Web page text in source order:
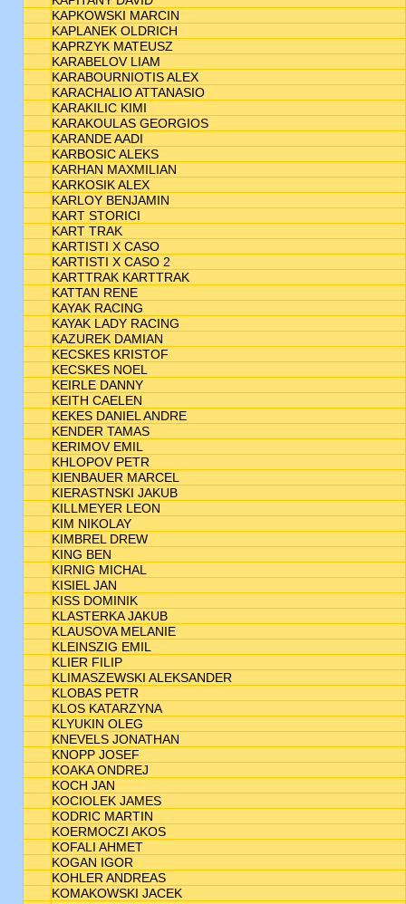
KAPKOWSKI MARCIN
KAPLANEK OLDRICH
KAPRZYK MATEUSZ
KARABELOV LIAM
KARABOURNIOTIS ALEX
KARACHALIO ATTANASIO
KARAKILIC KIMI
KARAKOULAS GEORGIOS
KARANDE AADI
KARBOSIC ALEKS
KARHAN MAXMILIAN
KARKOSIK ALEX
KARLOY BENJAMIN
KART STORICI
KART TRAK
KARTISTI X CASO
KARTISTI X CASO 2
KARTTRAK KARTTRAK
KATTAN RENE
KAYAK RACING
KAYAK LADY RACING
KAZUREK DAMIAN
KECSKES KRISTOF
KECSKES NOEL
KEIRLE DANNY
KEITH CAELEN
KEKES DANIEL ANDRE
KENDER TAMAS
KERIMOV EMIL
KHLOPOV PETR
KIENBAUER MARCEL
KIERASTNSKI JAKUB
KILLMEYER LEON
KIM NIKOLAY
KIMBREL DREW
KING BEN
KIRNIG MICHAL
KISIEL JAN
KISS DOMINIK
KLASTERKA JAKUB
KLAUSOVA MELANIE
KLEINSZIG EMIL
KLIER FILIP
KLIMASZEWSKI ALEKSANDER
KLOBAS PETR
KLOS KATARZYNA
KLYUKIN OLEG
KNEVELS JONATHAN
KNOPP JOSEF
KOAKA ONDREJ
KOCH JAN
KOCIOLEK JAMES
KODRIC MARTIN
KOERMOCZI AKOS
KOFALI AHMET
KOGAN IGOR
KOHLER ANDREAS
KOMAKOWSKI JACEK